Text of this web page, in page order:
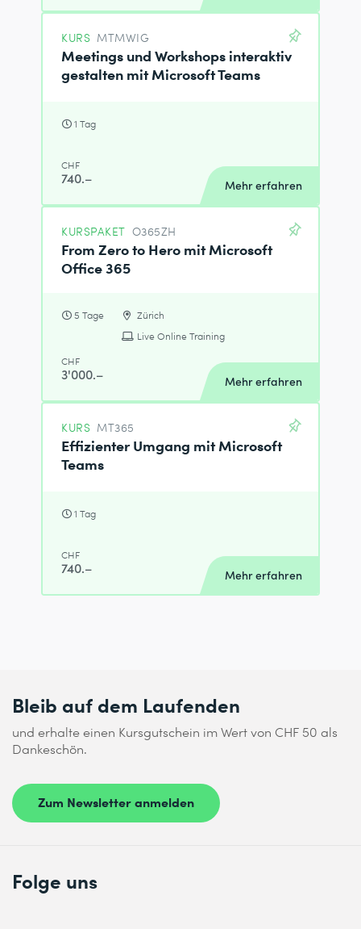
KURS MTMWIG
Meetings und Workshops interaktiv
gestalten mit Microsoft Teams
1 Tag
CHF
740.– Mehr erfahren
KURSPAKET O365ZH
From Zero to Hero mit Microsoft
Office 365
5 Tage
Zürich
Live Online Training
CHF
3'000.– Mehr erfahren
KURS MT365
Effizienter Umgang mit Microsoft
Teams
1 Tag
CHF
740.– Mehr erfahren
Bleib auf dem Laufenden
und erhalte einen Kursgutschein im Wert von CHF 50 als
Dankeschön.
Zum Newsletter anmelden
Folge uns